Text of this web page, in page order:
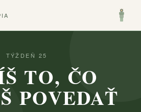
TÝŽDEŇ 25
TO, ČO
POVEDAŤ